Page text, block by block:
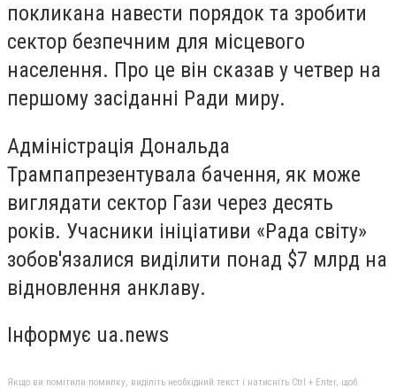
покликана навести порядок та зробити
сектор безпечним для місцевого
населення. Про це він сказав у четвер на
першому засіданні Ради миру.
Адміністрація Дональда
Трампапрезентувала бачення, як може
виглядати сектор Гази через десять
років. Учасники ініціативи «Рада світу»
зобов'язалися виділити понад $7 млрд на
відновлення анклаву.
Інформує ua.news
Якщо ви помітили помилку, виділіть необхідний текст і натисніть Ctrl + Enter, щоб